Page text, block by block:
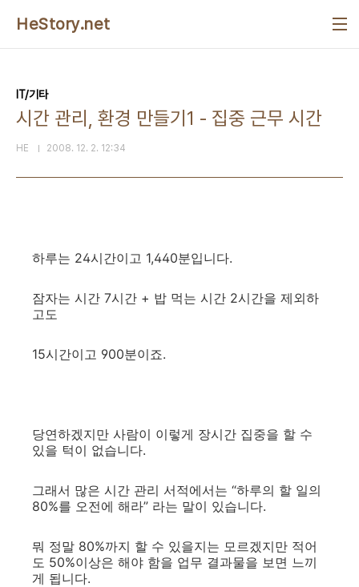
HeStory.net
IT/기타
시간 관리, 환경 만들기1 - 집중 근무 시간
HE 2008. 12. 2. 12:34
하루는 24시간이고 1,440분입니다.
잠자는 시간 7시간 + 밥 먹는 시간 2시간을 제외하
고도
15시간이고 900분이죠.
당연하겠지만 사람이 이렇게 장시간 집중을 할 수
있을 턱이 없습니다.
그래서 많은 시간 관리 서적에서는 “하루의 할 일의
80%를 오전에 해라” 라는 말이 있습니다.
뭐 정말 80%까지 할 수 있을지는 모르겠지만 적어
도 50%이상은 해야 함을 업무 결과물을 보면 느끼
게 됩니다.